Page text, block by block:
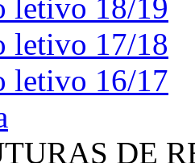
letivo 18/19
letivo 17/18
letivo 16/17
DE